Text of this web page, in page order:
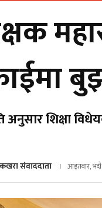
अनुसार शिक्षा
कखरा संवाददाता आइतबार,